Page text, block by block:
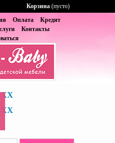
Оплата
Кредит
Контакты
Корзина (пусто)